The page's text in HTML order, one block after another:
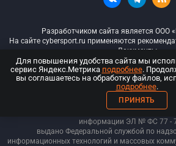
Разработчиком сайта является ООО
На сайте cybersport.ru применяются
Документы
© ООО «Киберспорт.ру» — Все
18+
ООО «Киберспорт.ру». Свидетельство о
информации ЭЛ № ФС 77 -
выдано Федеральной службой по
информационных технологий и массовых
Для повышения удобства сайта мы
сервис Яндекс.Метрика подробнее.
вы соглашаетесь на обработку файлов,
подробнее.
ПРИНЯТЬ